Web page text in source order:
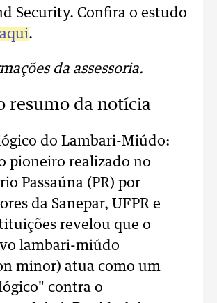
Security. Confira o estudo
aqui.
da assessoria.
resumo da notícia
do Lambari-Miúdo:
pioneiro realizado no
Passaúna (PR) por
da Sanepar, UFPR e
revelou que o
lambari-miúdo
minor) atua como um
contra o